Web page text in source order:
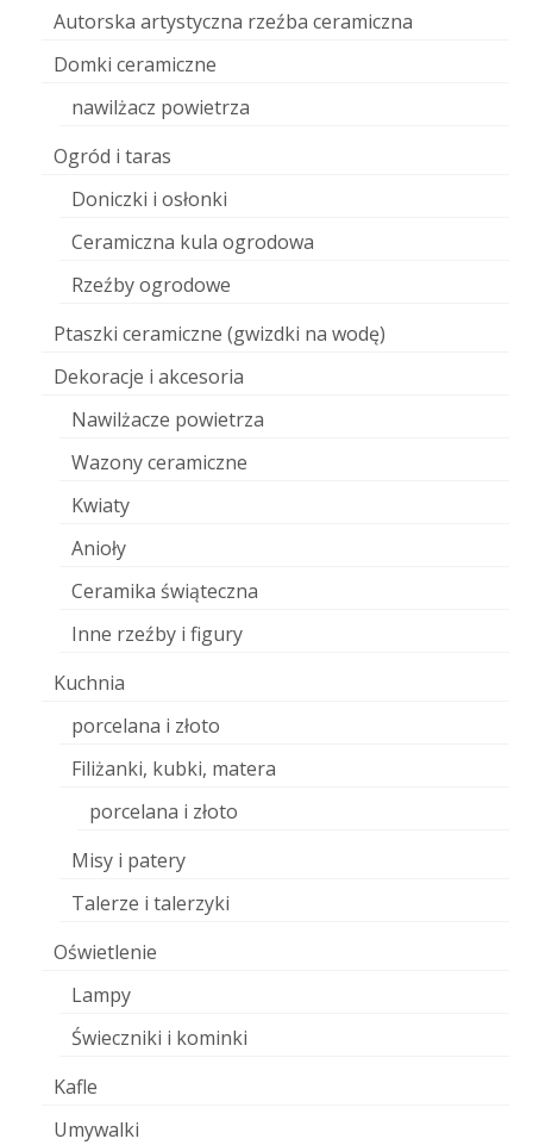
Autorska artystyczna rzeźba ceramiczna
Domki ceramiczne
nawilżacz powietrza
Ogród i taras
Doniczki i osłonki
Ceramiczna kula ogrodowa
Rzeźby ogrodowe
Ptaszki ceramiczne (gwizdki na wodę)
Dekoracje i akcesoria
Nawilżacze powietrza
Wazony ceramiczne
Kwiaty
Anioły
Ceramika świąteczna
Inne rzeźby i figury
Kuchnia
porcelana i złoto
Filiżanki, kubki, matera
porcelana i złoto
Misy i patery
Talerze i talerzyki
Oświetlenie
Lampy
Świeczniki i kominki
Kafle
Umywalki